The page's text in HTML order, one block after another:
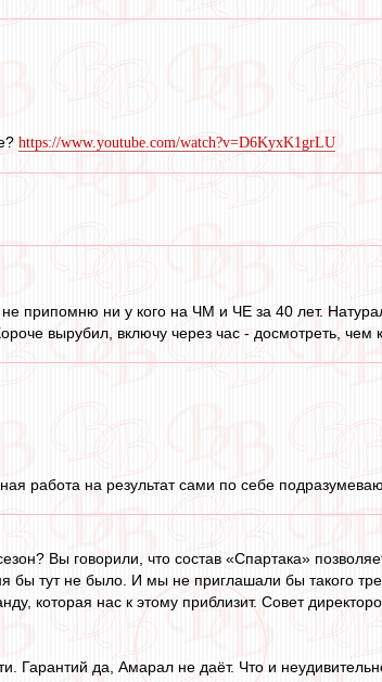
https://www.youtube.com/watch?v=D6KyxK1grLU
припомню ни у кого на ЧМ и ЧЕ за 40 лет.
вырубил, включу через час - досмотреть, чем
работа на результат сами по себе
Вы говорили, что состав «Спартака»
тут не было. И мы не приглашали бы такого
которая нас к этому приблизит. Совет
Гарантий да, Амарал не даёт. Что и